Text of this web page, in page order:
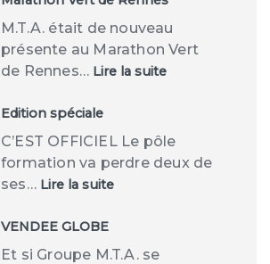
M.T.A. était de nouveau
présente au Marathon Vert
de Rennes… Lire la suite:
Edition spéciale
C’EST OFFICIEL Le pôle
formation va perdre deux de
ses… Lire la suite:
VENDEE GLOBE
Et si Groupe M.T.A. se